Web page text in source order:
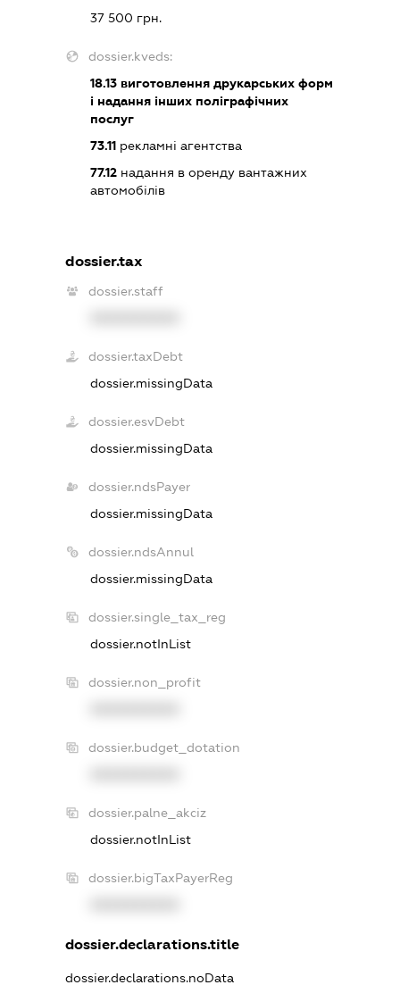
37 500 грн.
dossier.kveds:
18.13 виготовлення друкарських форм
і надання інших поліграфічних
послуг
73.11 рекламні агентства
77.12 надання в оренду вантажних
автомобілів
dossier.tax
dossier.staff
dossier.taxDebt
dossier.missingData
dossier.esvDebt
dossier.missingData
dossier.ndsPayer
dossier.missingData
dossier.ndsAnnul
dossier.missingData
dossier.single_tax_reg
dossier.notInList
dossier.non_profit
dossier.budget_dotation
dossier.palne_akciz
dossier.notInList
dossier.bigTaxPayerReg
dossier.declarations.title
dossier.declarations.noData